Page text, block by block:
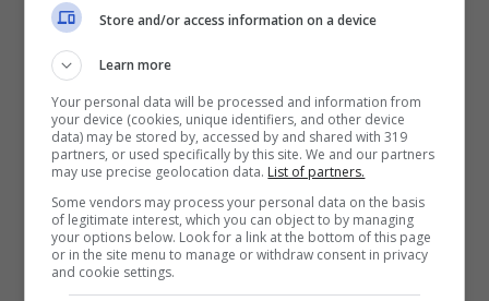
Si alternano, senza soluzione di continuità,
momenti da urlo vero e proprio, a salti sulla
sedia. Non sono pochi gli improperi che
lancerete durante questa avventura horror in
prima persona. Preparatevi a saltare sulla
sedia più volte.
Store and/or access information on a device
Learn more
Your personal data will be processed and information from
your device (cookies, unique identifiers, and other device
data) may be stored by, accessed by and shared with 319
partners, or used specifically by this site. We and our partners
may use precise geolocation data. List of partners.
Some vendors may process your personal data on the basis
of legitimate interest, which you can object to by managing
your options below. Look for a link at the bottom of this page
or in the site menu to manage or withdraw consent in privacy
and cookie settings.